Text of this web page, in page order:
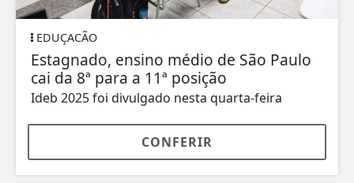
EDUÇACÃO
Estagnado, ensino médio de São Paulo
cai da 8ª para a 11ª posição
Ideb 2025 foi divulgado nesta quarta-feira
CONFERIR